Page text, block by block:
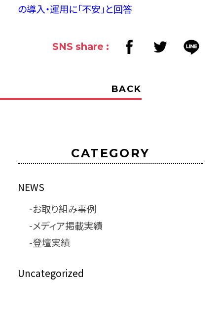
の導入・運用に「不安」と回答
SNS share :
BACK
CATEGORY
NEWS
お取り組み事例
メディア掲載実績
登壇実績
Uncategorized